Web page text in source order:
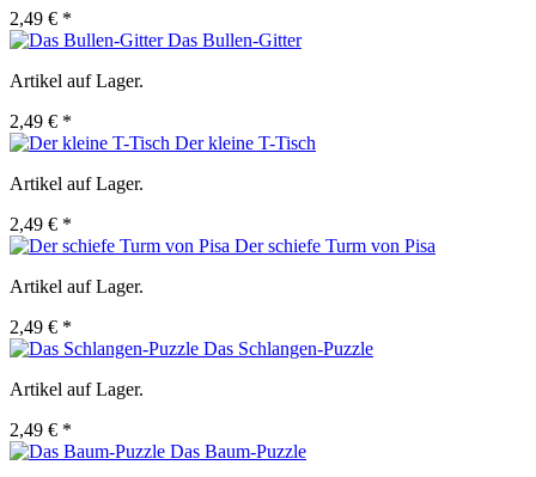
2,49 € *
Das Bullen-Gitter
Artikel auf Lager.
2,49 € *
Der kleine T-Tisch
Artikel auf Lager.
2,49 € *
Der schiefe Turm von Pisa
Artikel auf Lager.
2,49 € *
Das Schlangen-Puzzle
Artikel auf Lager.
2,49 € *
Das Baum-Puzzle